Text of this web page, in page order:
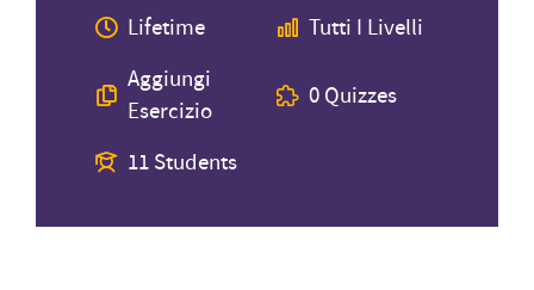
Lifetime
Tutti I Livelli
Aggiungi
Esercizio
0 Quizzes
11 Students